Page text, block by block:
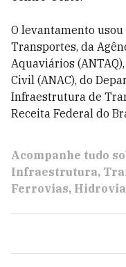
O levantamento
Transportes, da
Aquaviários
Civil (ANAC), do
Infraestrutura de
Receita Federal do
Acompanhe tudo
Infraestrutura
Ferrovias